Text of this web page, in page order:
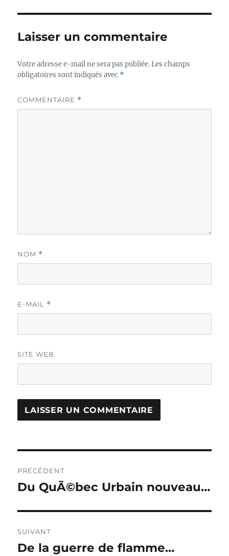
Laisser un commentaire
Votre adresse e-mail ne sera pas publiée. Les champs
obligatoires sont indiqués avec *
COMMENTAIRE *
NOM *
E-MAIL *
SITE WEB
de
PRÉCÉDENT
Publication
Du QuÃ©bec Urbain nouveau…
SUIVANT
Publication
De la guerre de flamme…